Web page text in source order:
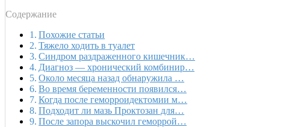
Содержание
Похожие статьи
Тяжело ходить в туалет
Синдром раздраженного кишечник…
Диагноз — хронический комбинир…
Около месяца назад обнаружила …
Во время беременности появился…
Когда после геморроидектомии м…
Подходит ли мазь Проктозан для…
После запора выскочил геморрой…